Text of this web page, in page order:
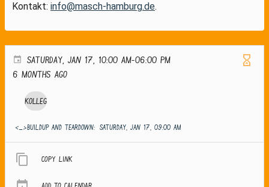
Kontakt: info@masch-hamburg.de.
SATURDAY, JAN 17, 10:00 AM-06:00 PM
6 months ago
Kolleg
<_>Buildup and teardown: SATURDAY, JAN 17, 09:00 AM
Copy link